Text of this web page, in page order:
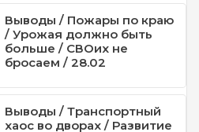
Выводы / Пожары по краю
/ Урожая должно быть
больше / СВОих не
бросаем / 28.02
Выводы / Транспортный
хаос во дворах / Развитие